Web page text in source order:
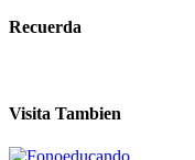
Recuerda
Visita Tambien